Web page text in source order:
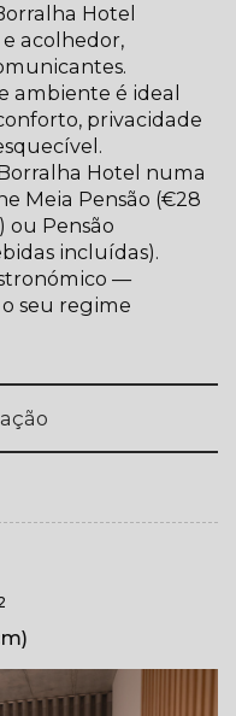
Hotel
acolhedor,
ambiente é ideal
privacidade
Hotel numa
Meia Pensão (€28
ou Pensão
incluídas).
—
seu regime